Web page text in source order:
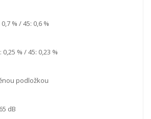
% / 45: 0,6 %
% / 45: 0,23 %
podložkou
dB